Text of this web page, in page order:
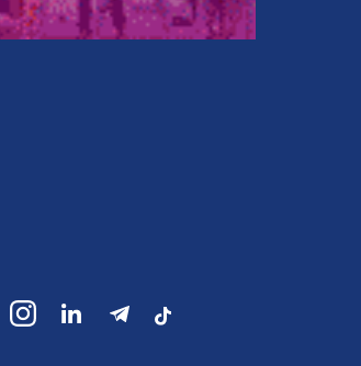
YoutubeInstagramLinkedIn Telegram
Tiktok